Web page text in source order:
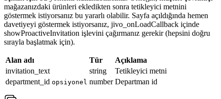
mağazanızdaki ürünleri ekledikten sonra tetikleyici metnini
göstermek istiyorsanız bu yararlı olabilir. Sayfa açıldığında hemen
davetiyeyi göstermek istiyorsanız, jivo_onLoadCallback içinde
showProactiveInvitation işlevini çağırmanız gerekir (hepsini doğru
sırayla başlatmak için).
Alan adı Tür
Açıklama
invitation_text
string
Tetikleyici metni
department_id opsiyonel number Departman id